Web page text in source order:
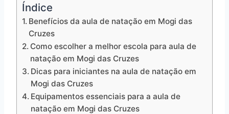
Índice
Benefícios da aula de natação em Mogi das
Cruzes
Como escolher a melhor escola para aula de
natação em Mogi das Cruzes
Dicas para iniciantes na aula de natação em
Mogi das Cruzes
Equipamentos essenciais para a aula de
natação em Mogi das Cruzes